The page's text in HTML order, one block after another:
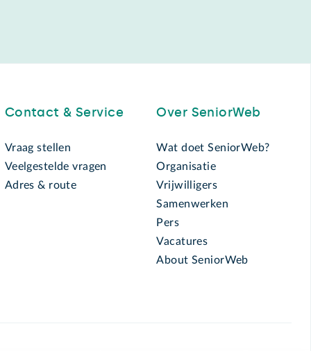
Contact & Service
Vraag stellen
Veelgestelde vragen
Adres & route
Over SeniorWeb
Wat doet SeniorWeb?
Organisatie
Vrijwilligers
Samenwerken
Pers
Vacatures
About SeniorWeb